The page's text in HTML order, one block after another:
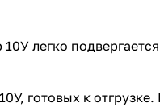
легко
готовых к